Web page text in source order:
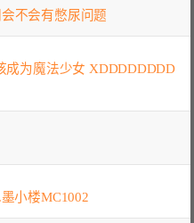
不会有憋尿问题
成为魔法少女 XDDDDDDDD
小楼MC1002